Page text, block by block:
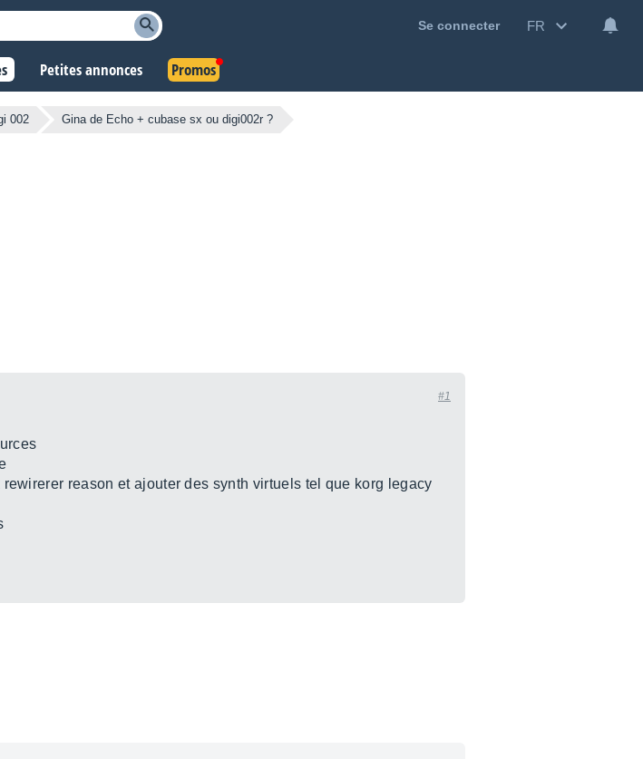
Se connecter FR
Petites annonces Promos
002 Gina de Echo + cubase sx ou digi002r ?
#1
reason et ajouter des synth virtuels tel que korg legacy